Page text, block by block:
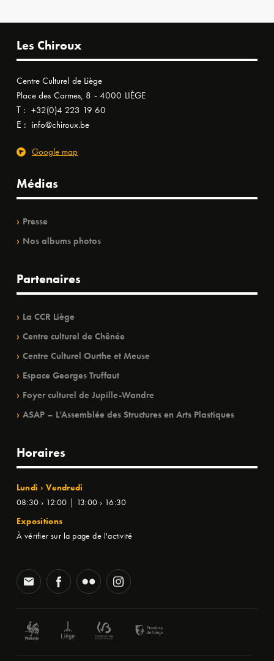
Les Chiroux
Centre Culturel de Liège
Place des Carmes, 8 - 4000 LIÈGE
T : +32(0)4 223 19 60
E : info@chiroux.be
Google map
Médias
Presse
Nos albums photos
Partenaires
La CCR Liège
Centre culturel de Chênée
Centre Culturel Ourthe et Meuse
Espace Georges Truffaut
Foyer culturel de Jupille-Wandre
ASAP – L’Assemblée des Structures en Arts Plastiques
Horaires
Lundi › Vendredi
08:30 › 12:00 | 13:00 › 16:30
Expositions
À vérifier sur la page de l'activité